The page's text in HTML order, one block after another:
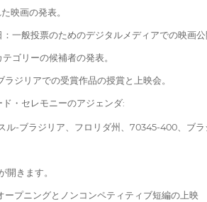
映画の発表。
一般投票のためのデジタルメディアでの映画公
ゴリーの候補者の発表。
ラジリアでの受賞作品の授賞と上映会。
・セレモニーのアジェンダ:
ル-ブラジリア、フロリダ州、70345-400、ブラ
開きます。
ープニングとノンコンペティティブ短編の上映